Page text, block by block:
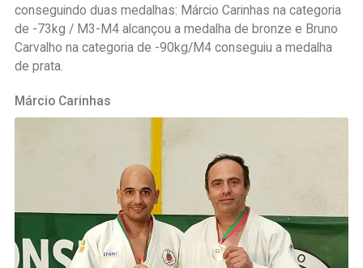
conseguindo duas medalhas: Márcio Carinhas na categoria
de -73kg / M3-M4 alcançou a medalha de bronze e Bruno
Carvalho na categoria de -90kg/M4 conseguiu a medalha
de prata.
Márcio Carinhas